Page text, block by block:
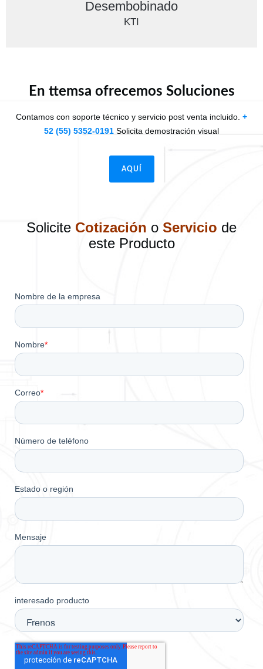
Desembobinado
KTI
En ttemsa ofrecemos Soluciones
Contamos con soporte técnico y servicio post venta incluido. +
52 (55) 5352-0191 Solicita demostración visual
AQUÍ
Solicite Cotización o Servicio de
este Producto